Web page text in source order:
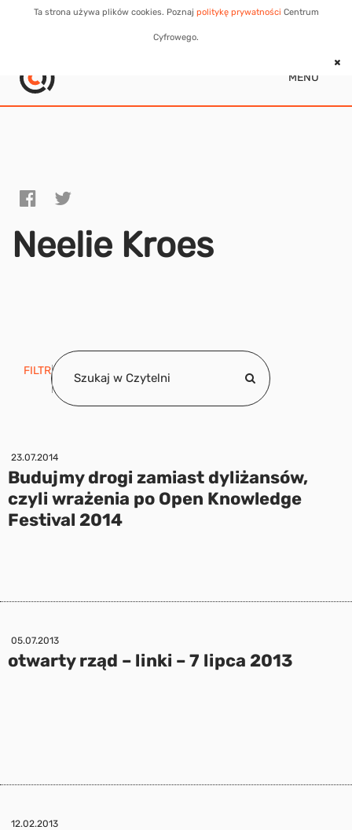
Ta strona używa plików cookies. Poznaj politykę prywatności Centrum
Cyfrowego.
MENU
Neelie Kroes
FILTR
23.07.2014
Budujmy drogi zamiast dyliżansów,
czyli wrażenia po Open Knowledge
Festival 2014
05.07.2013
otwarty rząd – linki – 7 lipca 2013
12.02.2013